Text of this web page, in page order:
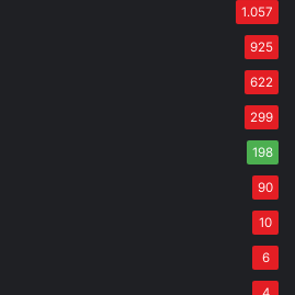
1.057
925
622
299
198
90
10
6